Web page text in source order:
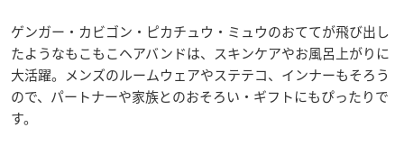
ゲンガー・カビゴン・ピカチュウ・ミュウのおててが飛び出し
たようなもこもこヘアバンドは、スキンケアやお風呂上がりに
大活躍。メンズのルームウェアやステテコ、インナーもそろう
ので、パートナーや家族とのおそろい・ギフトにもぴったりで
す。